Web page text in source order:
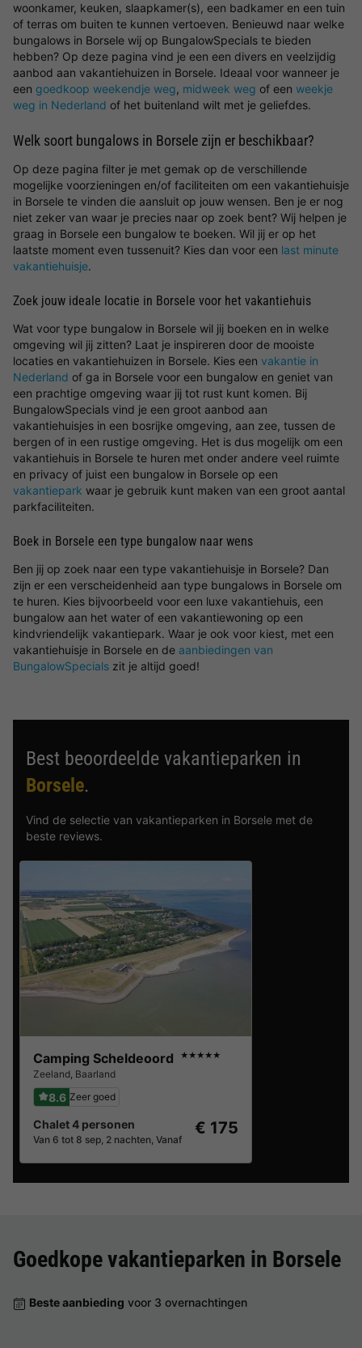
woonkamer, keuken, slaapkamer(s), een badkamer en een tuin
of terras om buiten te kunnen vertoeven. Benieuwd naar welke
bungalows in Borsele wij op BungalowSpecials te bieden
hebben? Op deze pagina vind je een een divers en veelzijdig
aanbod aan vakantiehuizen in Borsele. Ideaal voor wanneer je
een goedkoop weekendje weg, midweek weg of een weekje
weg in Nederland of het buitenland wilt met je geliefdes.
Welk soort bungalows in Borsele zijn er beschikbaar?
Op deze pagina filter je met gemak op de verschillende
mogelijke voorzieningen en/of faciliteiten om een vakantiehuisje
in Borsele te vinden die aansluit op jouw wensen. Ben je er nog
niet zeker van waar je precies naar op zoek bent? Wij helpen je
graag in Borsele een bungalow te boeken. Wil jij er op het
laatste moment even tussenuit? Kies dan voor een last minute
vakantiehuisje.
Zoek jouw ideale locatie in Borsele voor het vakantiehuis
Wat voor type bungalow in Borsele wil jij boeken en in welke
omgeving wil jij zitten? Laat je inspireren door de mooiste
locaties en vakantiehuizen in Borsele. Kies een vakantie in
Nederland of ga in Borsele voor een bungalow en geniet van
een prachtige omgeving waar jij tot rust kunt komen. Bij
BungalowSpecials vind je een groot aanbod aan
vakantiehuisjes in een bosrijke omgeving, aan zee, tussen de
bergen of in een rustige omgeving. Het is dus mogelijk om een
vakantiehuis in Borsele te huren met onder andere veel ruimte
en privacy of juist een bungalow in Borsele op een
vakantiepark waar je gebruik kunt maken van een groot aantal
parkfaciliteiten.
Boek in Borsele een type bungalow naar wens
Ben jij op zoek naar een type vakantiehuisje in Borsele? Dan
zijn er een verscheidenheid aan type bungalows in Borsele om
te huren. Kies bijvoorbeeld voor een luxe vakantiehuis, een
bungalow aan het water of een vakantiewoning op een
kindvriendelijk vakantiepark. Waar je ook voor kiest, met een
vakantiehuisje in Borsele en de aanbiedingen van
BungalowSpecials zit je altijd goed!
Best beoordeelde vakantieparken in
Borsele.
Vind de selectie van vakantieparken in Borsele met de
beste reviews.
Camping Scheldeoord ★★★★★
Zeeland, Baarland
8.6 Zeer goed
Chalet 4 personen
Van 6 tot 8 sep, 2 nachten, Vanaf
€ 175
Goedkope vakantieparken in Borsele
Beste aanbieding voor 3 overnachtingen